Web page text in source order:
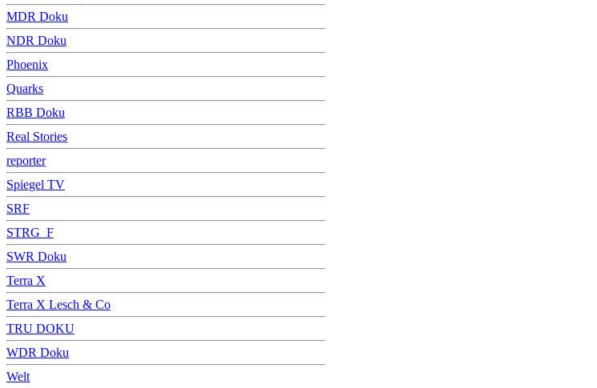
MDR Doku
NDR Doku
Phoenix
Quarks
RBB Doku
Real Stories
reporter
Spiegel TV
SRF
STRG_F
SWR Doku
Terra X
Terra X Lesch & Co
TRU DOKU
WDR Doku
Welt